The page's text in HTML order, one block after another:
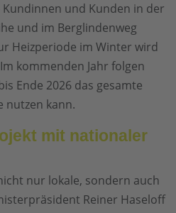
und Kunden in der
und im Berglindenweg
Heizperiode im Winter wird
kommenden Jahr folgen
Ende 2026 das gesamte
nutzen kann.
mit nationaler
nur lokale, sondern auch
Reiner Haseloff